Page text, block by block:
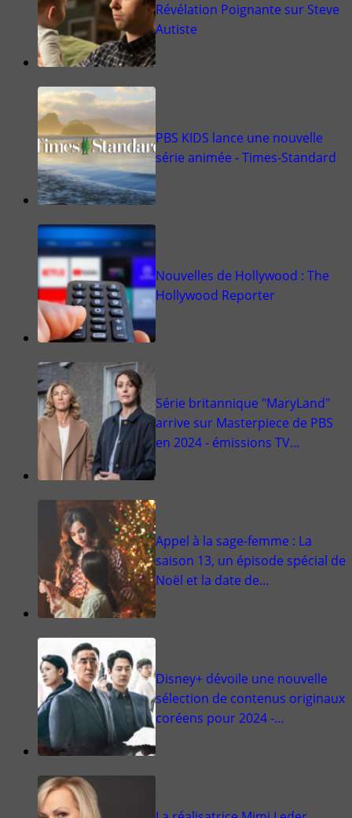
Révélation Poignante sur Steve
Autiste
PBS KIDS lance une nouvelle
série animée - Times-Standard
Nouvelles de Hollywood : The
Hollywood Reporter
Série britannique "MaryLand"
arrive sur Masterpiece de PBS
en 2024 - émissions TV…
Appel à la sage-femme : La
saison 13, un épisode spécial de
Noël et la date de…
Disney+ dévoile une nouvelle
sélection de contenus originaux
coréens pour 2024 -…